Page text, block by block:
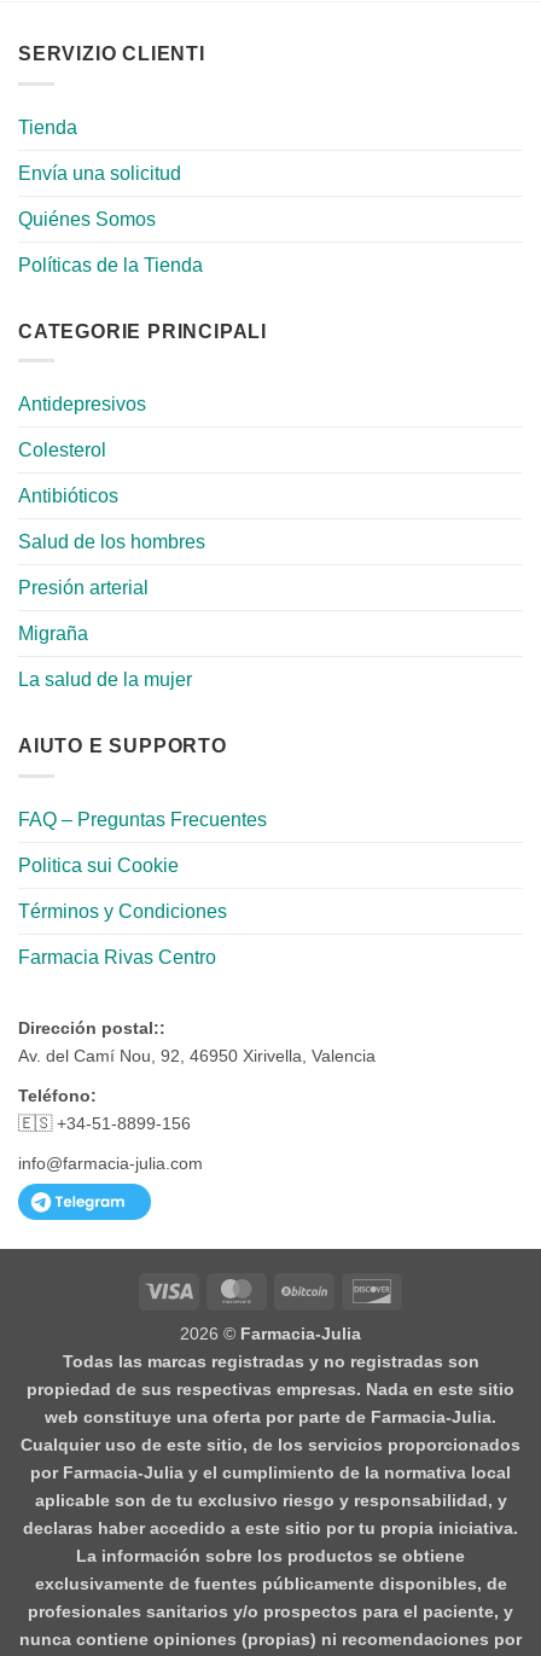
SERVIZIO CLIENTI
Tienda
Envía una solicitud
Quiénes Somos
Políticas de la Tienda
CATEGORIE PRINCIPALI
Antidepresivos
Colesterol
Antibióticos
Salud de los hombres
Presión arterial
Migraña
La salud de la mujer
AIUTO E SUPPORTO
FAQ – Preguntas Frecuentes
Politica sui Cookie
Términos y Condiciones
Farmacia Rivas Centro
Dirección postal::
Av. del Camí Nou, 92, 46950 Xirivella, Valencia
Teléfono:
🇪🇸 +34-51-8899-156
info@farmacia-julia.com
Visa MasterCardBitCoin
2026 © Farmacia-Julia
Todas las marcas registradas y no registradas son
propiedad de sus respectivas empresas. Nada en este sitio
web constituye una oferta por parte de Farmacia-Julia.
Cualquier uso de este sitio, de los servicios proporcionados
por Farmacia-Julia y el cumplimiento de la normativa local
aplicable son de tu exclusivo riesgo y responsabilidad, y
declaras haber accedido a este sitio por tu propia iniciativa.
La información sobre los productos se obtiene
exclusivamente de fuentes públicamente disponibles, de
profesionales sanitarios y/o prospectos para el paciente, y
nunca contiene opiniones (propias) ni recomendaciones por